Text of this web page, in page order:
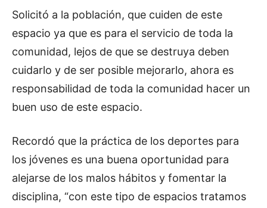
Solicitó a la población, que cuiden de este
espacio ya que es para el servicio de toda la
comunidad, lejos de que se destruya deben
cuidarlo y de ser posible mejorarlo, ahora es
responsabilidad de toda la comunidad hacer un
buen uso de este espacio.
Recordó que la práctica de los deportes para
los jóvenes es una buena oportunidad para
alejarse de los malos hábitos y fomentar la
disciplina, “con este tipo de espacios tratamos